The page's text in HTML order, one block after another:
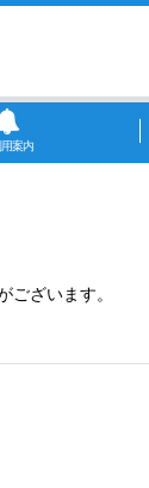
用案内
ざいます。